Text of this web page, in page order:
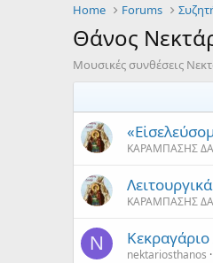
Home
Forums
Θάνος
Μουσικές συνθέσεις
ΚΑΡΑΜΠΑΣΗΣ
ΚΑΡΑΜΠΑΣΗΣ
N
nektariosthanos